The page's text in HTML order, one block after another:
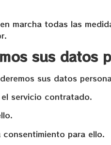
marcha todas las
sus datos
sus datos
servicio contratado.
para ello.